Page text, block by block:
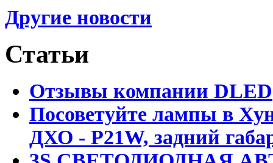
Другие новости
Статьи
Отзывы компании DLED
Посоветуйте лампы в
ДХО - P21W, задний